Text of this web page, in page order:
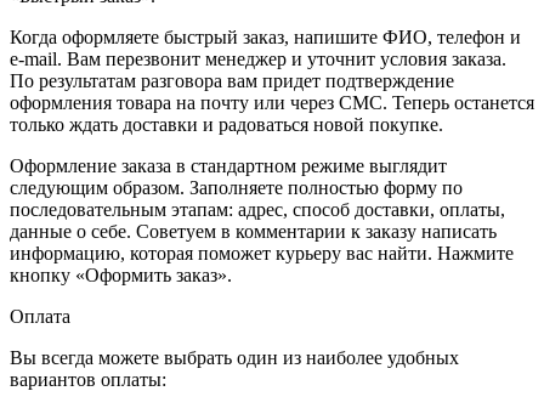
Когда оформляете быстрый заказ, напишите ФИО, телефон и
e-mail. Вам перезвонит менеджер и уточнит условия заказа.
По результатам разговора вам придет подтверждение
оформления товара на почту или через СМС. Теперь останется
только ждать доставки и радоваться новой покупке.
Оформление заказа в стандартном режиме выглядит
следующим образом. Заполняете полностью форму по
последовательным этапам: адрес, способ доставки, оплаты,
данные о себе. Советуем в комментарии к заказу написать
информацию, которая поможет курьеру вас найти. Нажмите
кнопку «Оформить заказ».
Оплата
Вы всегда можете выбрать один из наиболее удобных
вариантов оплаты: